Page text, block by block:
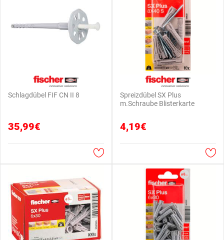
Schlagdübel FIF CN II 8
35,99€
Spreizdübel SX Plus
m.Schraube Blisterkarte
4,19€